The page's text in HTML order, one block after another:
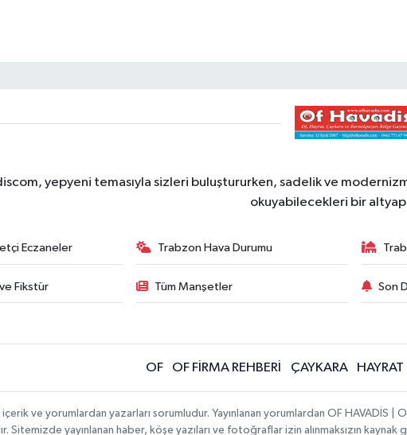
yepyeni temasıyla sizleri buluştururken, sadelik ve
okuyabilecekleri bir
Eczaneler Trabzon Hava Durumu
Fikstür Tüm Manşetler Son
OF OF FİRMA REHBERİ ÇAYKARA HAYRAT
içerik ve yorumlardan yazarları sorumludur. Yayınlanan yorumlardan OF
Sitemizde yayınlanan haber, köşe yazıları ve fotoğraflar izin alınmaksızın